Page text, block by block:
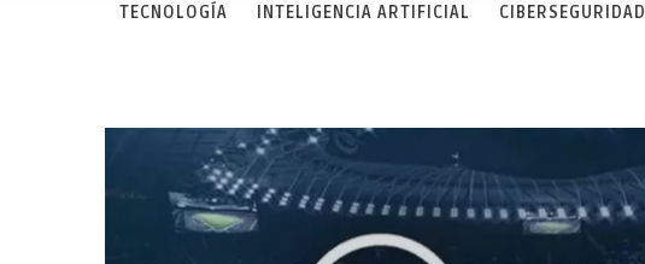
TECNOLOGÍA INTELIGENCIA ARTIFICIAL CIBERSEGURIDAD